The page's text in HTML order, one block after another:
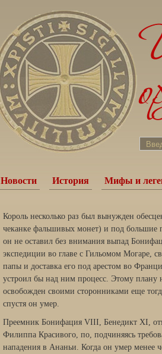
Новости История Мифы и
Король несколько раз был вынужден
чеканке фальшивых монет) и под большие
он не оставил без внимания выпад
экспедиции во главе с Гильомом Могаре,
папы и доставка его под арестом во
устроил бы над ним процесс. Этому плану
освобожден своими сторонниками еще
спустя он умер.
Преемник Бонифация VIII, Бенедикт XI,
Филиппа Красивого, по, подчиняясь
нападения в Ананьи. Когда он умер менее